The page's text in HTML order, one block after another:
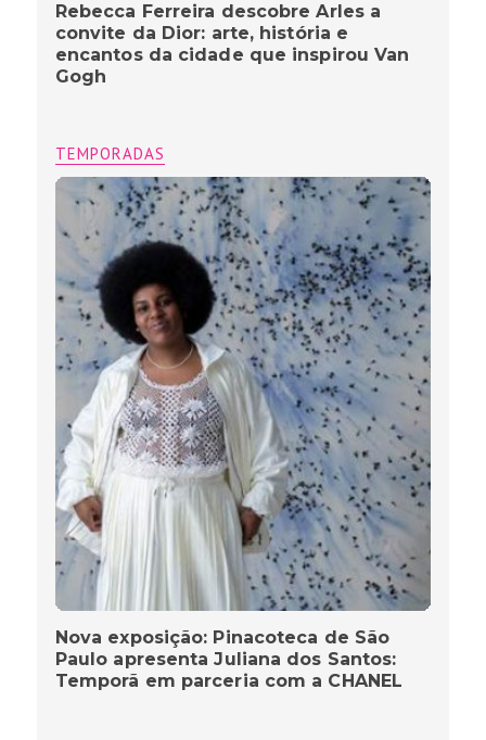
Rebecca Ferreira descobre Arles a
convite da Dior: arte, história e
encantos da cidade que inspirou Van
Gogh
TEMPORADAS
Nova exposição: Pinacoteca de São
Paulo apresenta Juliana dos Santos:
Temporã em parceria com a CHANEL